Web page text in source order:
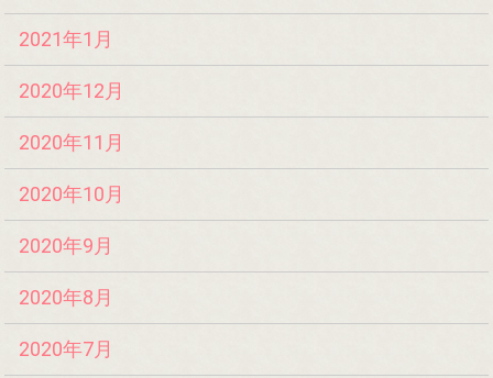
2021年1月
2020年12月
2020年11月
2020年10月
2020年9月
2020年8月
2020年7月